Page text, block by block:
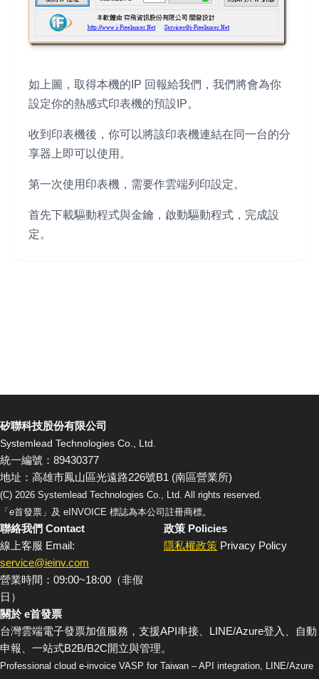
如上圖，取得本機的IP 回報給我們，我們將會為你
設定你的熱感式印表機的預設IP。
收到印表機後，你可以將該印表機連結在同一台的分
享器上即可以使用。
第一次使用印表機，需要作雲端列印設定。
首先下載驅動程式與金鑰，啟動驅動程式，完成設
定。
矽聯科技股份有限公司
Systemlead Technologies Co., Ltd.
統一編號：89430377
地址：高雄市鳳山區光遠路226號B1 (南區營業所)
(C) 2026 Systemlead Technologies Co., Ltd. All rights reserved.
「e首發票」及 eINVOICE 標誌為本公司註冊商標。
聯絡我們 Contact
線上客服 Email:
service@ieinv.com
營業時間：09:00~18:00（非假
日）
政策 Policies
隱私權政策 Privacy Policy
關於 e首發票
台灣雲端電子發票加值服務，支援API串接、LINE/Azure登入、自動
申報、一站式B2B/B2C開立與管理。
Professional cloud e-invoice VASP for Taiwan – API integration, LINE/Azure